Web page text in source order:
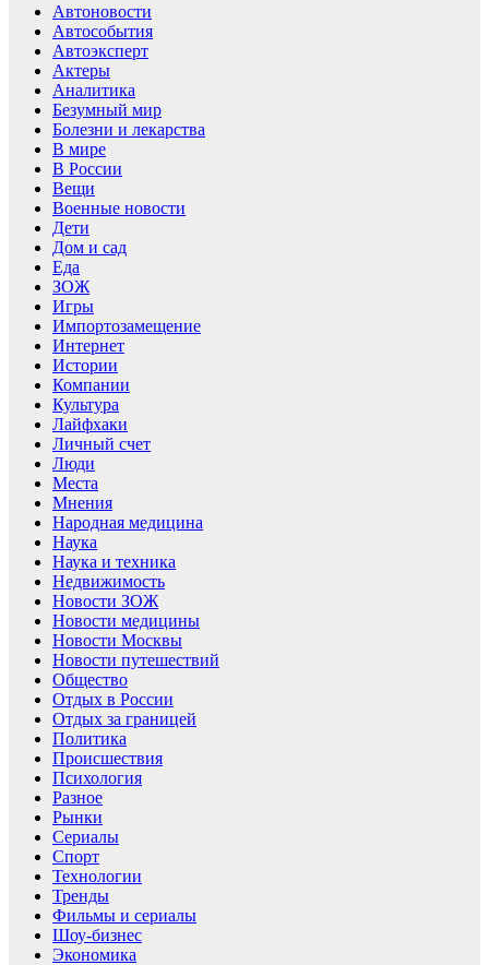
Автоновости
Автособытия
Автоэксперт
Актеры
Аналитика
Безумный мир
Болезни и лекарства
В мире
В России
Вещи
Военные новости
Дети
Дом и сад
Еда
ЗОЖ
Игры
Импортозамещение
Интернет
Истории
Компании
Культура
Лайфхаки
Личный счет
Люди
Места
Мнения
Народная медицина
Наука
Наука и техника
Недвижимость
Новости ЗОЖ
Новости медицины
Новости Москвы
Новости путешествий
Общество
Отдых в России
Отдых за границей
Политика
Происшествия
Психология
Разное
Рынки
Сериалы
Спорт
Технологии
Тренды
Фильмы и сериалы
Шоу-бизнес
Экономика